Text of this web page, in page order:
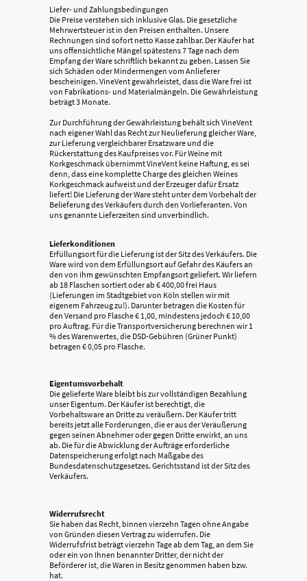
Liefer- und Zahlungsbedingungen
Die Preise verstehen sich inklusive Glas. Die gesetzliche
Mehrwertsteuer ist in den Preisen enthalten. Unsere
Rechnungen sind sofort netto Kasse zahlbar. Der Käufer hat
uns offensichtliche Mängel spätestens 7 Tage nach dem
Empfang der Ware schriftlich bekannt zu geben. Lassen Sie
sich Schäden oder Mindermengen vom Anlieferer
bescheinigen. VineVent gewährleistet, dass die Ware frei ist
von Fabrikations- und Materialmängeln. Die Gewährleistung
beträgt 3 Monate.
Zur Durchführung der Gewährleistung behält sich VineVent
nach eigener Wahl das Recht zur Neulieferung gleicher Ware,
zur Lieferung vergleichbarer Ersatzware und die
Rückerstattung des Kaufpreises vor. Für Weine mit
Korkgeschmack übernimmt VineVent keine Haftung, es sei
denn, dass eine komplette Charge des gleichen Weines
Korkgeschmack aufweist und der Erzeuger dafür Ersatz
liefert! Die Lieferung der Ware steht unter dem Vorbehalt der
Belieferung des Verkäufers durch den Vorlieferanten. Von
uns genannte Lieferzeiten sind unverbindlich.
Lieferkonditionen
Erfüllungsort für die Lieferung ist der Sitz des Verkäufers. Die
Ware wird von dem Erfüllungsort auf Gefahr des Käufers an
den von ihm gewünschten Empfangsort geliefert. Wir liefern
ab 18 Flaschen sortiert oder ab € 400,00 frei Haus
(Lieferungen im Stadtgebiet von Köln stellen wir mit
eigenem Fahrzeug zu!). Darunter betragen die Kosten für
den Versand pro Flasche € 1,00, mindestens jedoch € 10,00
pro Auftrag. Für die Transportversicherung berechnen wir 1
% des Warenwertes, die DSD-Gebühren (Grüner Punkt)
betragen € 0,05 pro Flasche.
Eigentumsvorbehalt
Die gelieferte Ware bleibt bis zur vollständigen Bezahlung
unser Eigentum. Der Käufer ist berechtigt, die
Vorbehaltsware an Dritte zu veräußern. Der Käufer tritt
bereits jetzt alle Forderungen, die er aus der Veräußerung
gegen seinen Abnehmer oder gegen Dritte erwirkt, an uns
ab. Die für die Abwicklung der Aufträge erforderliche
Datenspeicherung erfolgt nach Maßgabe des
Bundesdatenschutzgesetzes. Gerichtsstand ist der Sitz des
Verkäufers.
Widerrufsrecht
Sie haben das Recht, binnen vierzehn Tagen ohne Angabe
von Gründen diesen Vertrag zu widerrufen. Die
Widerrufsfrist beträgt vierzehn Tage ab dem Tag, an dem Sie
oder ein von Ihnen benannter Dritter, der nicht der
Beförderer ist, die Waren in Besitz genommen haben bzw.
hat.